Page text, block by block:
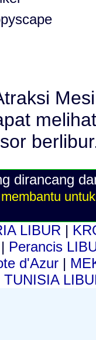
dirancang
membantu
LIBUR |
| Perancis
d'Azur |
TUNISIA